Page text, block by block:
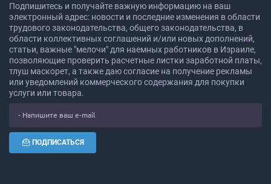
Подпишитесь и получайте важную информацию на ваш
электронный адрес: новости и последние изменения в области
трудового законодательства, общего законодательства, в
области коллективных соглашений и/или новых дополнений,
статьи, важные "мелочи" для наемных работников в Израиле,
позволяющие проверить расчетные листки заработной платы,
тлуш маскорет, а также даю согласие на получение рекламы
или уведомлений коммерческого содержания для покупки
услуги или товара.
ПОДПИСАТЬСЯ